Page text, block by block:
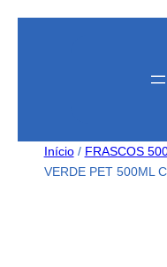
Início/ FRASCOS
VERDE PET 500ML